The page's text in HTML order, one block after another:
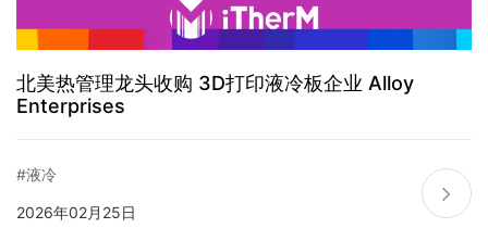
北美热管理龙头收购 3D打印液冷板企业 Alloy
Enterprises
#液冷
2026年02月25日